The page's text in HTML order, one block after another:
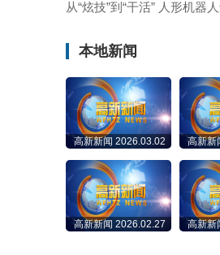
本地新闻
高新新闻 2026.03.02 高新新
高新新闻 2026.02.27 高新新